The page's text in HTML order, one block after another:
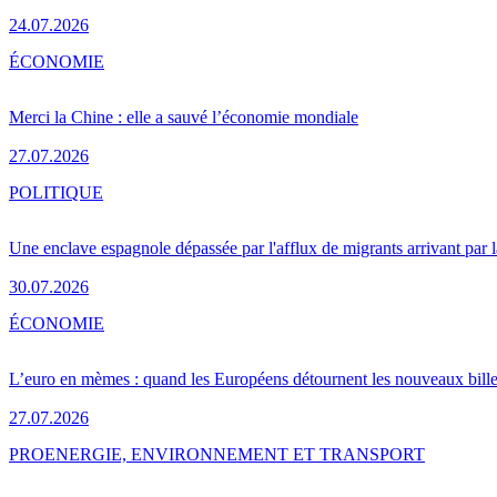
24.07.2026
Merci la Chine : elle a sauvé l’économie mondiale
27.07.2026
ÉCONOMIE
Une enclave espagnole dépassée par l'afflux de migrants arrivant par
30.07.2026
POLITIQUE
L’euro en mèmes : quand les Européens détournent les nouveaux
27.07.2026
ÉCONOMIE
PROENERGIE, ENVIRONNEMENT ET TRANSPORT